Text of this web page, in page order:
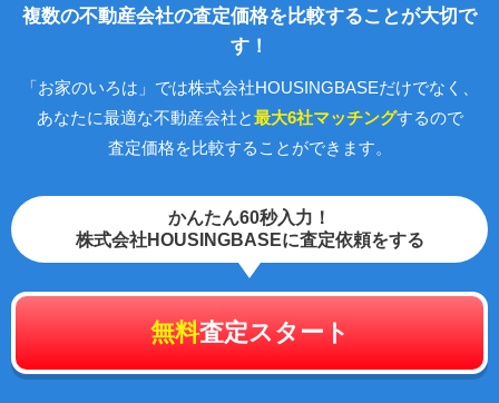
複数の不動産会社の査定価格を比較することが大切で
す！
「お家のいろは」では株式会社HOUSINGBASEだけでなく、
あなたに最適な不動産会社と最大6社マッチングするので
査定価格を比較することができます。
かんたん60秒入力！
株式会社HOUSINGBASEに査定依頼をする
無料査定スタート